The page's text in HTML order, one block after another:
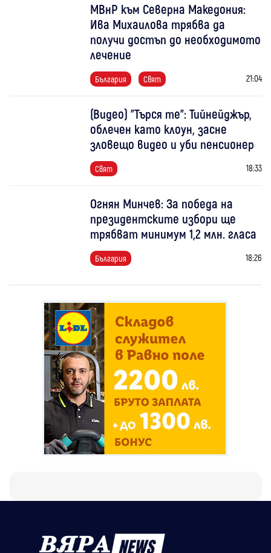
МВнР към Северна Македония:
Ива Михаилова трябва да
получи достъп до необходимото
лечение
България Свят 21:04
(Видео) "Търся те": Тийнейджър,
облечен като клоун, засне
зловещо видео и уби пенсионер
Свят 18:33
Огнян Минчев: За победа на
президентските избори ще
трябват минимум 1,2 млн. гласа
България 18:26